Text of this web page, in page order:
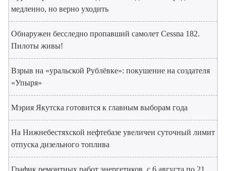
медленно, но верно уходить
Обнаружен бесследно пропавший самолет Cessna 182.
Пилоты живы!
Взрыв на «уральской Рублёвке»: покушение на создателя
«Упыря»
Мэрия Якутска готовится к главным выборам года
На Нижнебестяхской нефтебазе увеличен суточный лимит
отпуска дизельного топлива